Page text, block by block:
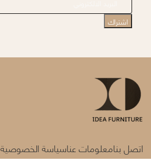
اتصل بنامعلومات عناسياسة الخصوصية